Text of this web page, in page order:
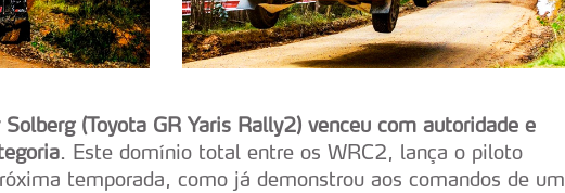
(Toyota GR Yaris Rally2) venceu com autoridade e
. Este domínio total entre os WRC2, lança o piloto
temporada, como já demonstrou aos comandos de um